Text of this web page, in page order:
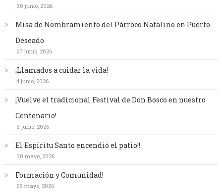
30 junio, 2026
Misa de Nombramiento del Párroco Natalino en Puerto
Deseado
27 junio, 2026
¡Llamados a cuidar la vida!
4 junio, 2026
¡Vuelve el tradicional Festival de Don Bosco en nuestro
Centenario!
3 junio, 2026
El Espíritu Santo encendió el patio!!
30 mayo, 2026
Formación y Comunidad!
29 mayo, 2026